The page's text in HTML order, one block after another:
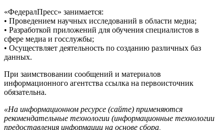
«ФедералПресс» занимается:
• Проведением научных исследований в области медиа;
• Разработкой приложений для обучения специалистов в
сфере медиа и госслужбы;
• Осуществляет деятельность по созданию различных баз
данных.
При заимствовании сообщений и материалов
информационного агентства ссылка на первоисточник
обязательна.
«На информационном ресурсе (сайте) применяются
рекомендательные технологии (информационные технологии
предоставления информации на основе сбора,